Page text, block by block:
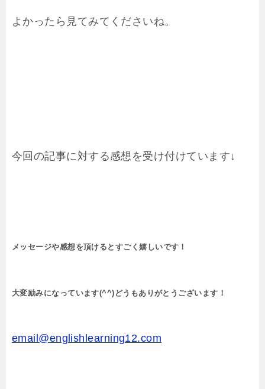
よかったら見てみてくださいね。
今回の記事に対する感想を受け付けています↓
メッセージや感想を頂けるとすごく嬉しいです！
大変励みになっています(^^)どうもありがとうございます！
email@englishlearning12.com